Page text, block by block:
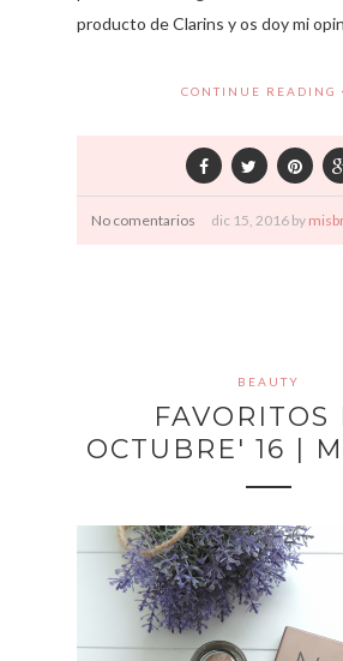
producto de Clarins y os doy mi
CONTINUE READING
No comentarios dic 15, 2016 by
BEAUTY
FAVORITOS
OCTUBRE' 16 |